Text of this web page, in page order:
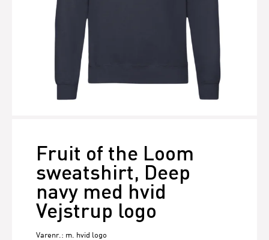
Fruit of the Loom
sweatshirt, Deep
navy med hvid
Vejstrup logo
Varenr.: m. hvid logo